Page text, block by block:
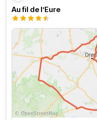
Au fil de l’Eure